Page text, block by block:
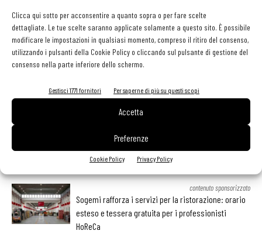
Clicca qui sotto per acconsentire a quanto sopra o per fare scelte
dettagliate. Le tue scelte saranno applicate solamente a questo sito. È possibile
modificare le impostazioni in qualsiasi momento, compreso il ritiro del consenso,
utilizzando i pulsanti della Cookie Policy o cliccando sul pulsante di gestione del
consenso nella parte inferiore dello schermo.
Gestisci 1771 fornitori Per saperne di più su questi scopi
Accetta
Preferenze
Cookie Policy Privacy Policy
LEGGI ANCHE
scelta giusta è puntare sul premium
Aperti per ferie. Buoni indirizzi da Nord a Sud per
godersi le vacanze (o da scorprire se si è in
vacanza)
contenuto sponsorizzato
Sogemi rafforza i servizi per la ristorazione: orario
esteso e tessera gratuita per i professionisti
HoReCa